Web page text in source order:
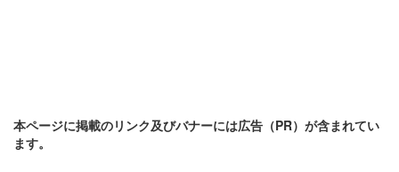
本ページに掲載のリンク及びバナーには広告（PR）が含まれてい
ます。